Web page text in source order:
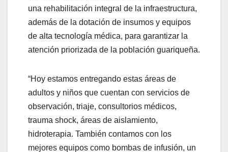
una rehabilitación integral de la infraestructura,
además de la dotación de insumos y equipos
de alta tecnología médica, para garantizar la
atención priorizada de la población guariqueña.
“Hoy estamos entregando estas áreas de
adultos y niños que cuentan con servicios de
observación, triaje, consultorios médicos,
trauma shock, áreas de aislamiento,
hidroterapia. También contamos con los
mejores equipos como bombas de infusión, un